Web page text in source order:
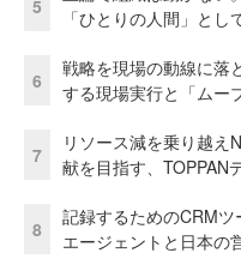
5
「ひとりの人間」とし
6
戦略を現場の動線に落
する現場実行と「ムー
7
リソース減を乗り越え
献を目指す、TOPPAN
8
記録するためのCRM
エージェントと日本の